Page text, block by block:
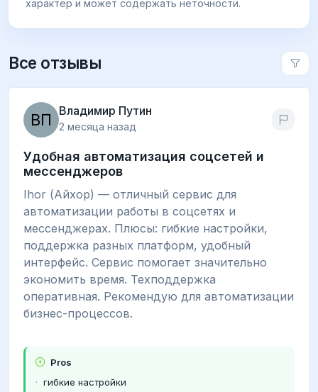
характер и может содержать неточности.
Все отзывы
Владимир Путин
2 месяца назад
Удобная автоматизация соцсетей и
мессенджеров
Ihor (Айхор) — отличный сервис для
автоматизации работы в соцсетях и
мессенджерах. Плюсы: гибкие настройки,
поддержка разных платформ, удобный
интерфейс. Сервис помогает значительно
экономить время. Техподдержка
оперативная. Рекомендую для автоматизации
бизнес-процессов.
Pros
гибкие настройки